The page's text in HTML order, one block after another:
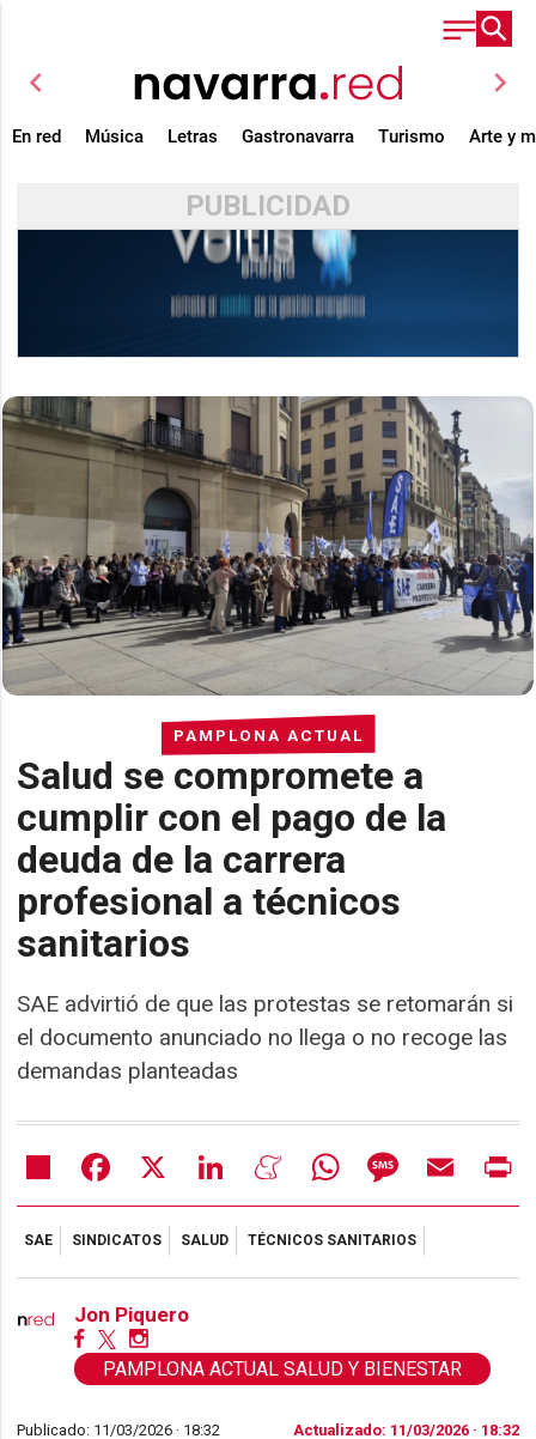
chevron_left chevron_right
En red Música Letras Gastronavarra Turismo Arte y
PUBLICIDAD
PAMPLONA ACTUAL
Salud se compromete a
cumplir con el pago de la
deuda de la carrera
profesional a técnicos
sanitarios
SAE advirtió de que las protestas se retomarán si
el documento anunciado no llega o no recoge las
demandas planteadas
Share Facebook LinkedIn MeneameWhatsAppMessageEmail
SAE SINDICATOS SALUD TÉCNICOS SANITARIOS
Jon Piquero
PAMPLONA ACTUAL SALUD Y BIENESTAR
Publicado: 11/03/2026 · 18:32 Actualizado: 11/03/2026 · 18:32